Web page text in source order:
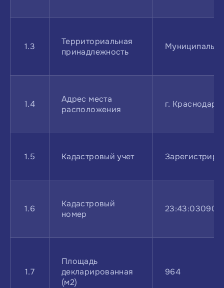
1.3
Территориальная
принадлежность
1.4
Адрес места
расположения
г. Краснодар,
1.5 Кадастровый учет
1.6
Кадастровый
номер
1.7
Площадь
декларированная
(м2)
964